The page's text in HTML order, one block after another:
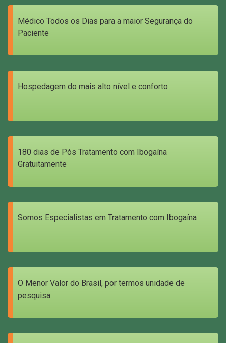
Médico Todos os Dias para a maior Segurança do
Paciente
Hospedagem do mais alto nível e conforto
180 dias de Pós Tratamento com Ibogaína
Gratuitamente
Somos Especialistas em Tratamento com Ibogaína
O Menor Valor do Brasil, por termos unidade de
pesquisa